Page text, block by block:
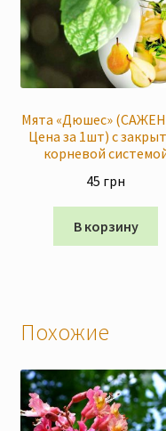
Мята «Дюшес»
Цена за 1шт) с
корневой
45 грн
В корзину
Похожие